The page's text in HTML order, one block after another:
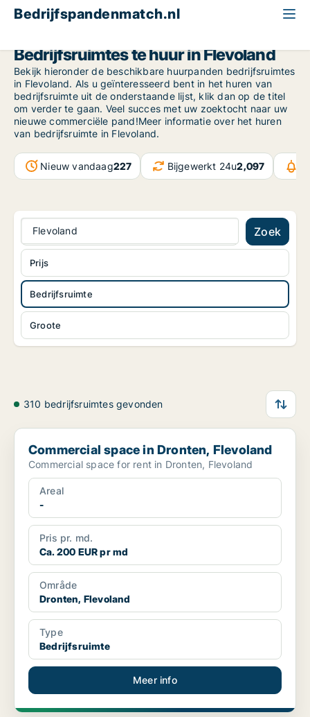
Bedrijfspandenmatch.nl
Bedrijfsruimtes te huur in Flevoland
Bekijk hieronder de beschikbare huurpanden bedrijfsruimtes
in Flevoland. Als u geïnteresseerd bent in het huren van
bedrijfsruimte uit de onderstaande lijst, klik dan op de titel
om verder te gaan. Veel succes met uw zoektocht naar uw
nieuwe commerciële pand!Meer informatie over het huren
van bedrijfsruimte in Flevoland.
Nieuw vandaag227 Bijgewerkt 24u2,097
Flevoland Zoek
Bedrijfsruimte
Groote
Prijs
310 bedrijfsruimtes gevonden
Commercial space in Dronten, Flevoland
Commercial space in Dronten, Flevoland
Commercial space for rent in Dronten, Flevoland
Areal
-
Pris pr. md.
Ca. 200 EUR pr md
Område
Dronten, Flevoland
Type
Bedrijfsruimte
Meer info